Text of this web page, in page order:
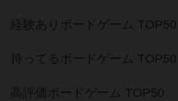
経験ありボードゲーム TOP50
持ってるボードゲーム TOP50
高評価ボードゲーム TOP50